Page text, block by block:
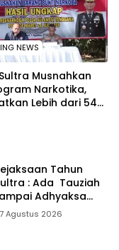
NEWS
Musnahkan
Narkotika,
Lebih dari 54
Tahun
: Ada Tauziah
Adhyaksa
Agustus 2026